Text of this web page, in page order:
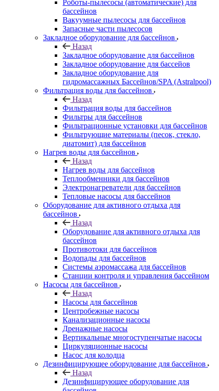
Роботы-пылесосы (автоматические) для
бассейнов
Вакуумные пылесосы для бассейнов
Запасные части пылесосов
Закладное оборудование для бассейнов
Назад
Закладное оборудование для бассейнов
Закладное оборудование для бассейов
Закладное оборудование для
гидромассажных Бассейнов/SPA (Astralpool)
Фильтрация воды для бассейнов
Назад
Фильтрация воды для бассейнов
Фильтры для бассейнов
Фильтрационные установки для бассейнов
Фильтрующие материалы (песок, стекло,
диатомит) для бассейнов
Нагрев воды для бассейнов
Назад
Нагрев воды для бассейнов
Теплообменники для бассейнов
Электронагреватели для бассейнов
Тепловые насосы для бассейнов
Оборудование для активного отдыха для
бассейнов
Назад
Оборудование для активного отдыха для
бассейнов
Противотоки для бассейнов
Водопады для бассейнов
Системы аэромассажа для бассейнов
Станции контроля и управления бассейном
Насосы для бассейнов
Назад
Насосы для бассейнов
Центробежные насосы
Канализационные насосы
Дренажные насосы
Вертикальные многоступенчатые насосы
Циркуляционные насосы
Насос для колодца
Дезинфицирующее оборудование для бассейнов
Назад
Дезинфицирующее оборудование для